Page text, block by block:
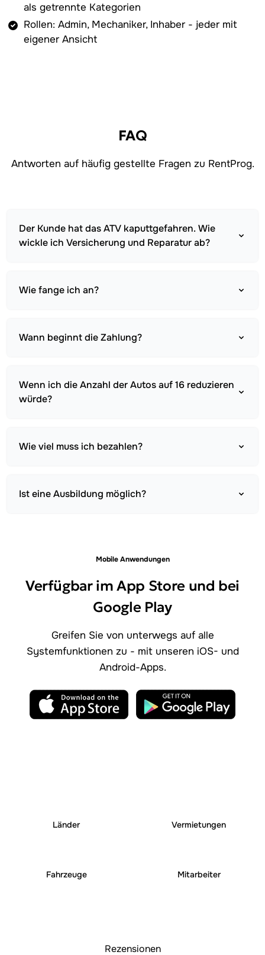
als getrennte Kategorien
Rollen: Admin, Mechaniker, Inhaber - jeder mit
eigener Ansicht
FAQ
Antworten auf häufig gestellte Fragen zu RentProg.
Der Kunde hat das ATV kaputtgefahren. Wie
wickle ich Versicherung und Reparatur ab?
Wie fange ich an?
Wann beginnt die Zahlung?
Wenn ich die Anzahl der Autos auf 16 reduzieren
würde?
Wie viel muss ich bezahlen?
Ist eine Ausbildung möglich?
Mobile Anwendungen
Verfügbar im App Store und bei
Google Play
Greifen Sie von unterwegs auf alle
Systemfunktionen zu - mit unseren iOS- und
Android-Apps.
Länder Vermietungen
Fahrzeuge Mitarbeiter
Rezensionen